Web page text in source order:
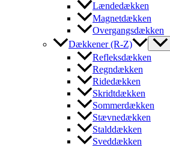
Lændedækken
Magnetdækken
Overgangsdækken
Dækkener (R-Z)
Refleksdækken
Regndækken
Ridedækken
Skridtdækken
Sommerdækken
Stævnedækken
Stalddækken
Sveddækken